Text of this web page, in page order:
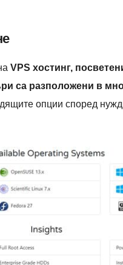
VPS хостинг,
са разположени в
опции според